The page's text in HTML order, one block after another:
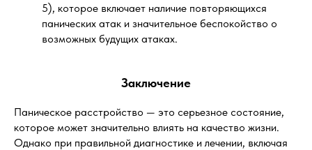
5), которое включает наличие повторяющихся
панических атак и значительное беспокойство о
возможных будущих атаках.
Заключение
Паническое расстройство — это серьезное состояние,
которое может значительно влиять на качество жизни.
Однако при правильной диагностике и лечении, включая